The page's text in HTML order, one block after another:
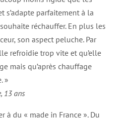
s’adapte parfaitement à la
réchauffer. En plus les
son aspect peluche. Par
refroidie trop vite et qu’elle
mais qu’après chauffage
»
13 ans
à du « made in France ». Du